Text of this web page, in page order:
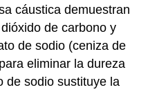
cáustica demuestran
de carbono y
de sodio (ceniza de
eliminar la dureza
de sodio sustituye la